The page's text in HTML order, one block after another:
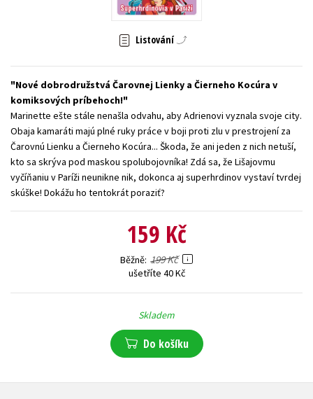
Zahraniční literatura
Listování
Nové dobrodružstvá Čarovnej Lienky a Čierneho Kocúra v
komiksových príbehoch!
Marinette ešte stále nenašla odvahu, aby Adrienovi vyznala svoje city.
Obaja kamaráti majú plné ruky práce v boji proti zlu v prestrojení za
Čarovnú Lienku a Čierneho Kocúra... Škoda, že ani jeden z nich netuší,
kto sa skrýva pod maskou spolubojovníka! Zdá sa, že Lišajovmu
vyčíňaniu v Paríži neunikne nik, dokonca aj superhrdinov vystaví tvrdej
skúške! Dokážu ho tentokrát poraziť?
159 Kč
Běžně 199 Kč
ušetříte 40 Kč
Skladem
Do košíku